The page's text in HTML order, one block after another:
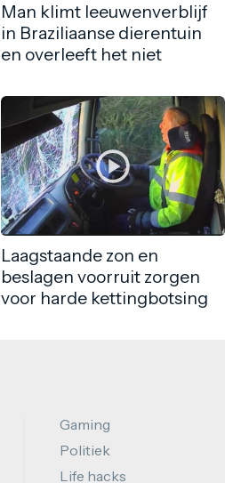
Man klimt leeuwenverblijf
in Braziliaanse dierentuin
en overleeft het niet
Laagstaande zon en
beslagen voorruit zorgen
voor harde kettingbotsing
Gaming
Politiek
Life hacks